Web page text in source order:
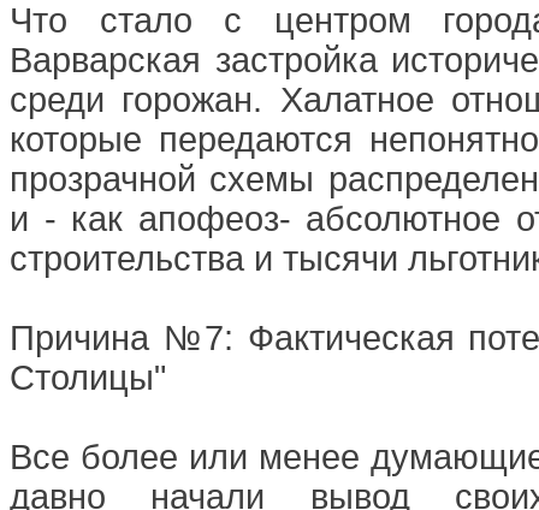
Что стало с центром
Варварская застройка
среди горожан. Халатное
которые передаются
прозрачной схемы
и - как апофеоз- абсолютное
строительства и тысячи
Причина №7: Фактическая
Столицы"
Все более или менее
давно начали вывод